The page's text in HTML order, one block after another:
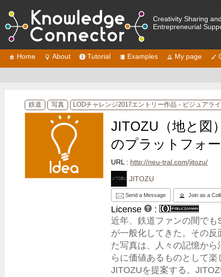
Creativity Sharing
Entrepreneurial
Home About Tutorial Examples My page
鉄道 写真 LODチャレンジ2017エントリー作品 - ビジュアラ
JITOZU（地と図
のプラットフォ
URL : http://neu-tral.com/jitozu/
JITOZU
Send a Message Join as a
License
:
近年、鉄道ファンの間で
が一般化してきた。その
た写真は、人々の記憶か
らに価値あるものとして
JITOZUを提案する。